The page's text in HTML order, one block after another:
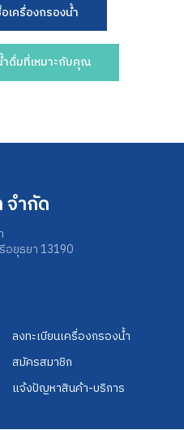
เครื่องกรองน้ำ
ำดื่มที่เหมาะกับคุณ
จำกัด
อยุธยา 13190
ลงทะเบียนเครื่องกรองน้ำ
สมัครสมาชิก
แจ้งปัญหาสินค้า-บริการ